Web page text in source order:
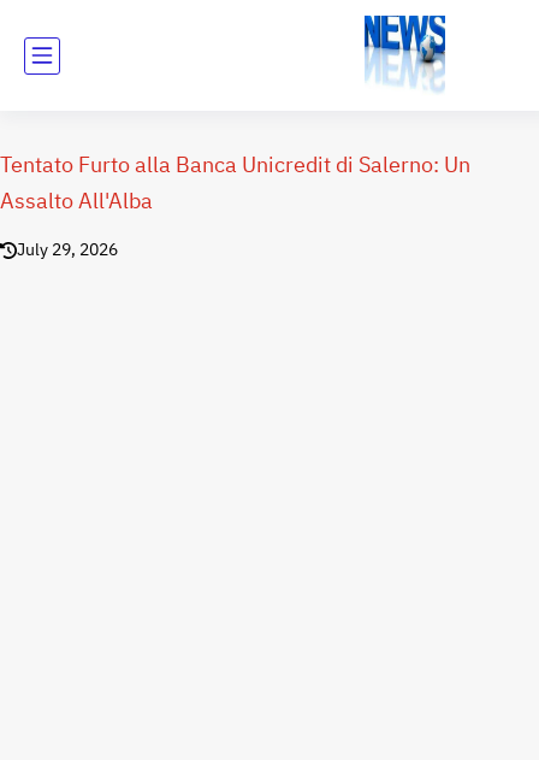
Tentato Furto alla Banca Unicredit di Salerno: Un
Assalto All'Alba
July 29, 2026